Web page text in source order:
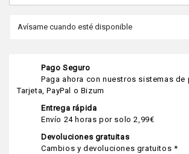
Pago Seguro
Paga ahora con nuestros sistemas de
Tarjeta, PayPal o Bizum
Entrega rápida
Envío 24 horas por solo 2,99€
Devoluciones gratuitas
Cambios y devoluciones gratuitos *